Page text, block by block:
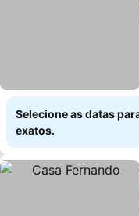
Selecione as datas
exatos.